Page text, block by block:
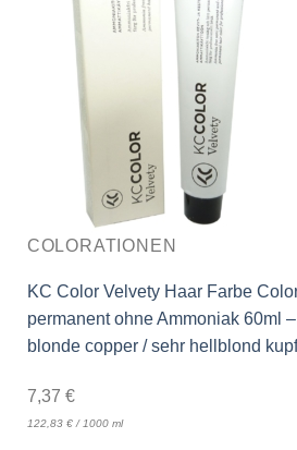
COLORATIONEN
KC Color Velvety Haar Farbe
permanent ohne Ammoniak 60ml
blonde copper / sehr hellblond
7,37 €
122,83 €/ 1000 ml